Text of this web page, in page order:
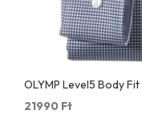
OLYMP Level5 Body
21990 Ft